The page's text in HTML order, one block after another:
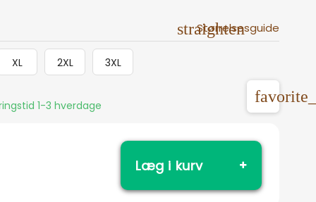
straighten
Størrelsesguide
XL 2XL 3XL
1-3 hverdage
Læg i kurv